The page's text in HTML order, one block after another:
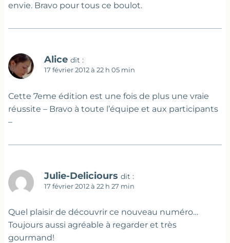
envie. Bravo pour tous ce boulot.
Alice dit :
17 février 2012 à 22 h 05 min
Cette 7eme édition est une fois de plus une vraie
réussite – Bravo à toute l’équipe et aux participants
–
Julie-Deliciours dit :
17 février 2012 à 22 h 27 min
Quel plaisir de découvrir ce nouveau numéro…
Toujours aussi agréable à regarder et très
gourmand!